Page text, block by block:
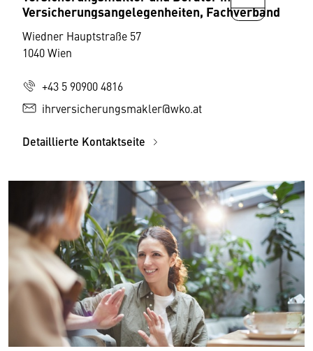
Versicherungsangelegenheiten, Fachverband
Wiedner Hauptstraße 57
1040 Wien
+43 5 90900 4816
ihrversicherungsmakler@wko.at
Detaillierte Kontaktseite